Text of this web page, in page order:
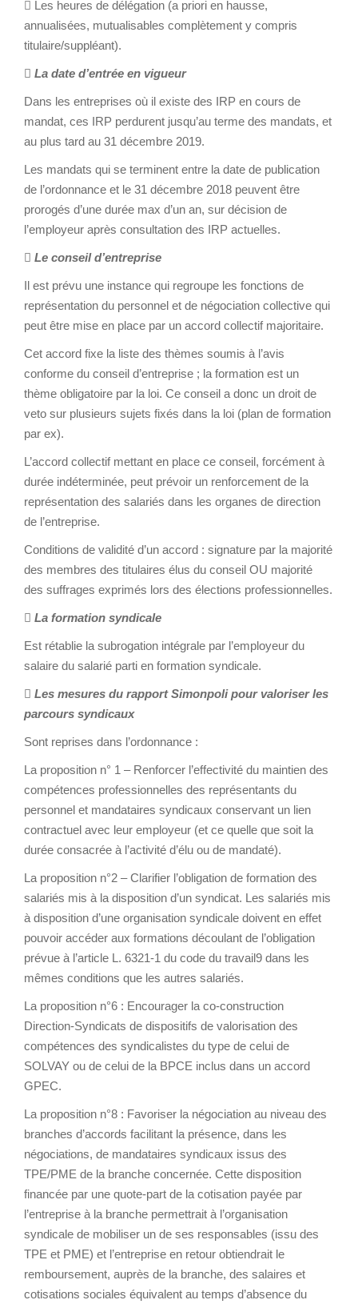
 Les heures de délégation (a priori en hausse,
annualisées, mutualisables complètement y compris
titulaire/suppléant).
 La date d’entrée en vigueur
Dans les entreprises où il existe des IRP en cours de
mandat, ces IRP perdurent jusqu’au terme des mandats, et
au plus tard au 31 décembre 2019.
Les mandats qui se terminent entre la date de publication
de l’ordonnance et le 31 décembre 2018 peuvent être
prorogés d’une durée max d’un an, sur décision de
l’employeur après consultation des IRP actuelles.
 Le conseil d’entreprise
Il est prévu une instance qui regroupe les fonctions de
représentation du personnel et de négociation collective qui
peut être mise en place par un accord collectif majoritaire.
Cet accord fixe la liste des thèmes soumis à l’avis
conforme du conseil d’entreprise ; la formation est un
thème obligatoire par la loi. Ce conseil a donc un droit de
veto sur plusieurs sujets fixés dans la loi (plan de formation
par ex).
L’accord collectif mettant en place ce conseil, forcément à
durée indéterminée, peut prévoir un renforcement de la
représentation des salariés dans les organes de direction
de l’entreprise.
Conditions de validité d’un accord : signature par la majorité
des membres des titulaires élus du conseil OU majorité
des suffrages exprimés lors des élections professionnelles.
 La formation syndicale
Est rétablie la subrogation intégrale par l’employeur du
salaire du salarié parti en formation syndicale.
 Les mesures du rapport Simonpoli pour valoriser les
parcours syndicaux
Sont reprises dans l’ordonnance :
La proposition n° 1 – Renforcer l’effectivité du maintien des
compétences professionnelles des représentants du
personnel et mandataires syndicaux conservant un lien
contractuel avec leur employeur (et ce quelle que soit la
durée consacrée à l’activité d’élu ou de mandaté).
La proposition n°2 – Clarifier l’obligation de formation des
salariés mis à la disposition d’un syndicat. Les salariés mis
à disposition d’une organisation syndicale doivent en effet
pouvoir accéder aux formations découlant de l’obligation
prévue à l’article L. 6321-1 du code du travail9 dans les
mêmes conditions que les autres salariés.
La proposition n°6 : Encourager la co-construction
Direction-Syndicats de dispositifs de valorisation des
compétences des syndicalistes du type de celui de
SOLVAY ou de celui de la BPCE inclus dans un accord
GPEC.
La proposition n°8 : Favoriser la négociation au niveau des
branches d’accords facilitant la présence, dans les
négociations, de mandataires syndicaux issus des
TPE/PME de la branche concernée. Cette disposition
financée par une quote-part de la cotisation payée par
l’entreprise à la branche permettrait à l’organisation
syndicale de mobiliser un de ses responsables (issu des
TPE et PME) et l’entreprise en retour obtiendrait le
remboursement, auprès de la branche, des salaires et
cotisations sociales équivalent au temps d’absence du